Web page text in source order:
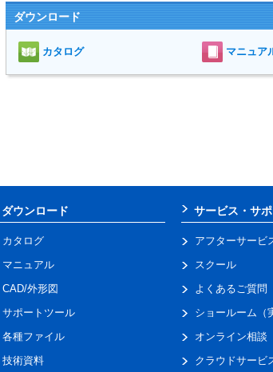
ダウンロード
カタログ マニュア
ダウンロード
カタログ
マニュアル
CAD/外形図
サポートツール
各種ファイル
技術資料
サービス・サ
アフターサービ
スクール
よくあるご質問
ショールーム（
オンライン相談
クラウドサービ